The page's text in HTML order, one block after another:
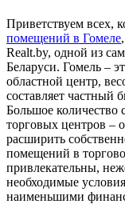
Приветствуем всех,
помещений в Гомеле
Realt.by, одной из
Беларуси. Гомель –
областной центр,
составляет частный
Большое
торговых центров –
расширить
помещений в
привлекательны,
необходимые
наименьшими